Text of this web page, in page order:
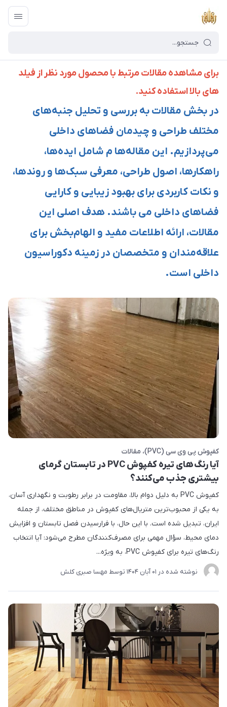
برای مشاهده مقالات مرتبط با محصول مورد نظر از فیلد
های بالا استفاده کنید.
در بخش مقالات به بررسی و تحلیل جنبه‌های
مختلف طراحی و چیدمان فضاهای داخلی
می‌پردازیم. این مقاله‌ها م شامل ایده‌ها،
راهکارها، اصول طراحی، معرفی سبک‌ها و روندها،
و نکات کاربردی برای بهبود زیبایی و کارایی
فضاهای داخلی می باشند. هدف اصلی این
مقالات، ارائه اطلاعات مفید و الهام‌بخش برای
علاقه‌مندان و متخصصان در زمینه دکوراسیون
داخلی است.
کفپوش پی وی سی (PVC) مقالات
آیا رنگ‌های تیره کفپوش PVC در تابستان گرمای
بیشتری جذب می‌کنند؟
کفپوش PVC به دلیل دوام بالا، مقاومت در برابر رطوبت و نگهداری آسان،
به یکی از محبوب‌ترین متریال‌های کفپوش در مناطق مختلف، از جمله
ایران، تبدیل شده است. با این حال، با فرارسیدن فصل تابستان و افزایش
دمای محیط، سؤال مهمی برای مصرف‌کنندگان مطرح می‌شود: آیا انتخاب
رنگ‌های تیره برای کفپوش PVC، به ویژه...
نوشته شده در 01 آبان 1404 توسط مهسا صبری کلش